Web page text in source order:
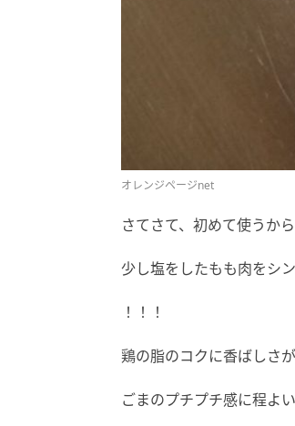
オレンジページnet
さてさて、初めて使うか
少し塩をしたもも肉をシ
！！！
鶏の脂のコクに香ばしさ
ごまのプチプチ感に程よ